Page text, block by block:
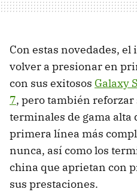
Con estas novedades,
volver a presionar en
con sus exitosos Galaxy
7, pero también reforzar
terminales de gama alta
primera línea más
nunca, así como los
china que aprietan con
sus prestaciones.